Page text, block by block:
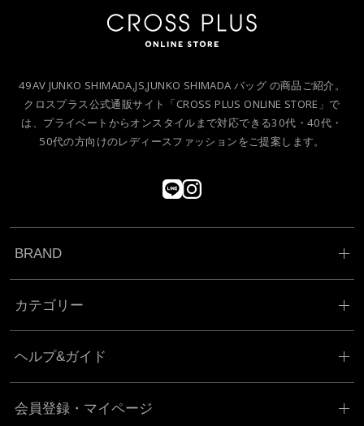
49AV JUNKO SHIMADA,JS,JUNKO SHIMADA バッグ の商品ご紹介。
クロスプラス公式通販サイト「CROSS PLUS ONLINE STORE」で
は、プライベートからオンスタイルまで対応できる30代・40代・
50代の方向けのレディースファッションをご提案します。
BRAND
カテゴリー
ヘルプ&ガイド
会員登録・マイページ